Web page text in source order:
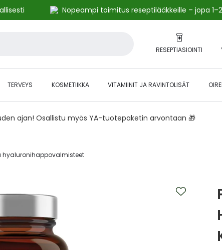
Nopeampi toimitus reseptilääkkeille – jopa
RESEPTIASIOINTI
TERVEYS KOSMETIIKKA VITAMIINIT JA RAVINTOLISÄT
ajan! Osallistu myös YA-tuotepaketin arvontaan 🎁
hyaluronihappovalmisteet‎